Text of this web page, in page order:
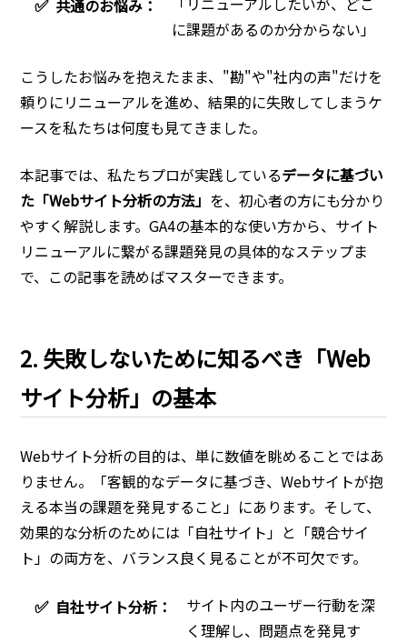
✅ 共通のお悩み：
に課題があるのか分からない」
こうしたお悩みを抱えたまま、"勘"や"社内の声"だけを
頼りにリニューアルを進め、結果的に失敗してしまうケ
ースを私たちは何度も見てきました。
本記事では、私たちプロが実践しているデータに基づい
た「Webサイト分析の方法」 を、初心者の方にも分かり
やすく解説します。GA4の基本的な使い方から、サイト
リニューアルに繋がる課題発見の具体的なステップま
で、この記事を読めばマスターできます。
2. 失敗しないために知るべき「Web
サイト分析」の基本
Webサイト分析の目的は、単に数値を眺めることではあ
りません。「客観的なデータに基づき、Webサイトが抱
える本当の課題を発見すること」にあります。そして、
効果的な分析のためには「自社サイト」と「競合サイ
ト」の両方を、バランス良く見ることが不可欠です。
✅ 自社サイト分析：
サイト内のユーザー行動を深
く理解し、問題点を発見す